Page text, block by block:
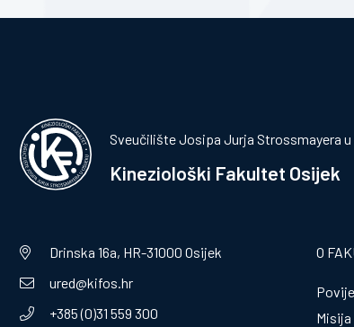
Sveučilište Josipa Jurja Strossmayera u
Kineziološki Fakultet Osijek
Drinska 16a, HR-31000 Osijek
ured@kifos.hr
+385 (0)31 559 300
O
Misija